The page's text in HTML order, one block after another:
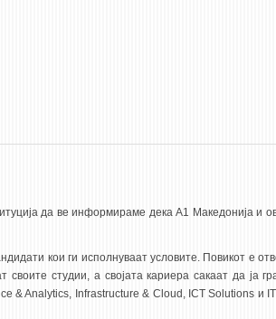
да ве информираме дека А1 Македонија и
кои ги исполнуваат условите. Повикот е
студии, а својата кариера сакаат да ја
& Analytics, Infrastructure & Cloud, ICT Solutions и